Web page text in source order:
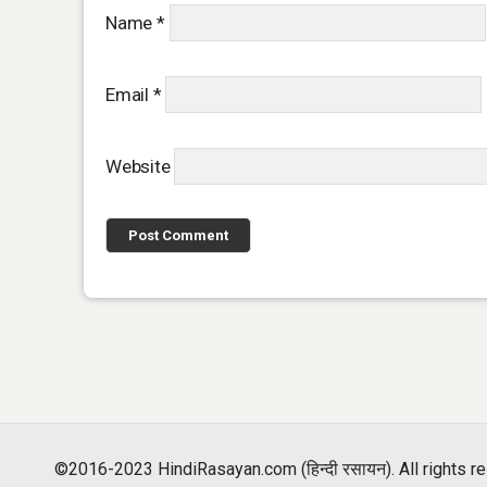
Name *
Email *
Website
©2016-2023 HindiRasayan.com (हिन्दी रसायन). All rights